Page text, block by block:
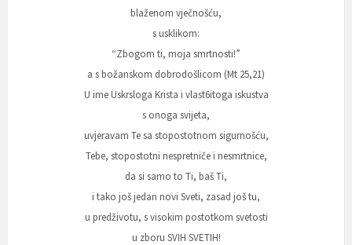
blaženom vječnošću,
s usklikom:
“Zbogom ti, moja smrtnosti!”
a s božanskom dobrodošlicom (Mt 25,21)
U ime Uskrsloga Krista i vlast6itoga iskustva
s onoga svijeta,
uvjeravam Te sa stopostotnom sigurnošću,
Tebe, stopostotni nespretniče i nesmrtnice,
da si samo to Ti, baš Ti,
i tako još jedan novi Sveti, zasad još tu,
u predživotu, s visokim postotkom svetosti
u zboru SVIH SVETIH!